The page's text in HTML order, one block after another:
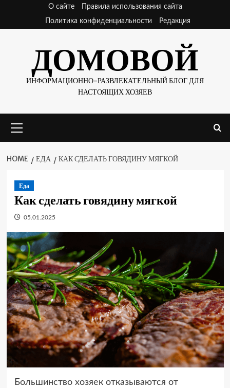
content
О сайте
Правила использования сайта
Политика конфиденциальности
Редакция
ДОМОВОЙ
ИНФОРМАЦИОННО-РАЗВЛЕКАТЕЛЬНЫЙ БЛОГ ДЛЯ
НАСТОЯЩИХ ХОЗЯЕВ
Menu
HOME ЕДА КАК СДЕЛАТЬ ГОВЯДИНУ МЯГКОЙ
Еда
Как сделать говядину мягкой
05.01.2025
Большинство хозяек отказываются от